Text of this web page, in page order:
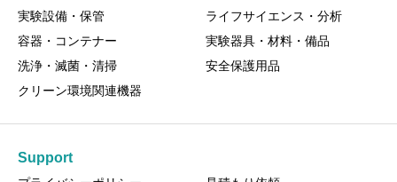
実験設備・保管
ライフサイエンス・分析
容器・コンテナー
実験器具・材料・備品
洗浄・滅菌・清掃
安全保護用品
クリーン環境関連機器
Support